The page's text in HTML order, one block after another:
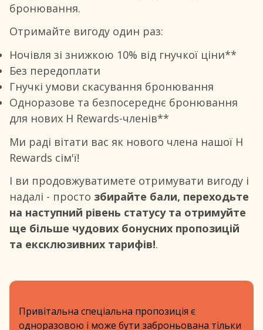
бронювання.
Отримайте вигоду один раз:
Ночівля зі знижкою 10% від гнучкої ціни**
Без передоплати
Гнучкі умови скасування бронювання
Одноразове та безпосереднє бронювання
для нових H Rewards-членів**
Ми раді вітати вас як нового члена нашої H
Rewards сім'ї!
І ви продовжуватимете отримувати вигоду і
надалі - просто збирайте бали, переходьте
на наступний рівень статусу та отримуйте
ще більше чудових бонусних пропозицій
та ексклюзивних тарифів!.
Привітальна спеціальна пропозиція є
одноразовою і може бути заброньована тільки